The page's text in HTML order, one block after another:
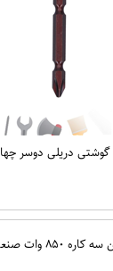
دریلی دوسر
دریل بتن کن سه